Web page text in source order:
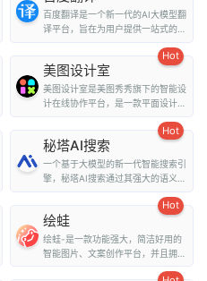
百度翻译是一个新一代的AI大模型翻
译平台，旨在为用户提供一站式的翻
Hot
美图设计室
美图设计室是美图秀秀旗下的智能设
计在线协作平台，是一款平面设计工
Hot
秘塔AI搜索
一个基于大模型的新一代智能搜索引
擎，秘塔AI搜索通过其强大的语义理
Hot
绘蛙
绘蛙-是一款功能强大，简洁好用的
智能图片、文案创作平台，并且拥有